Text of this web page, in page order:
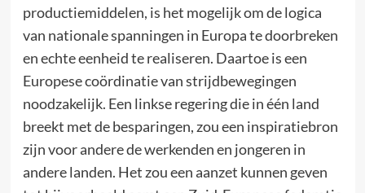
productiemiddelen, is het mogelijk om de logica
van nationale spanningen in Europa te doorbreken
en echte eenheid te realiseren. Daartoe is een
Europese coördinatie van strijdbewegingen
noodzakelijk. Een linkse regering die in één land
breekt met de besparingen, zou een inspiratiebron
zijn voor andere de werkenden en jongeren in
andere landen. Het zou een aanzet kunnen geven